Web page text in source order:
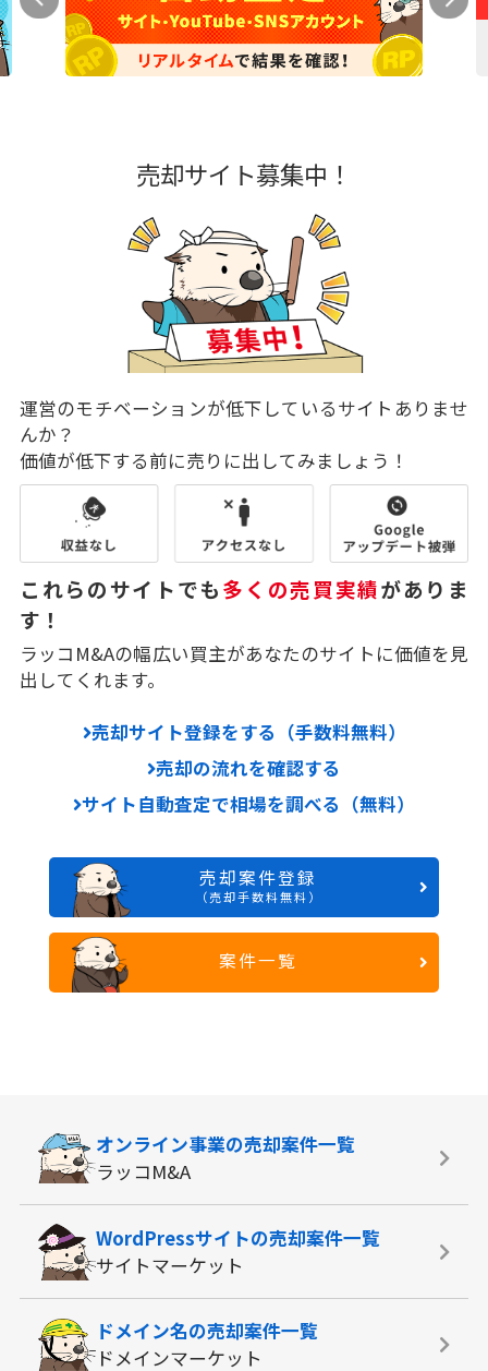
売却サイト募集中！
運営のモチベーションが低下しているサイトありませ
んか？
価値が低下する前に売りに出してみましょう！
これらのサイトでも多くの売買実績がありま
す！
ラッコM&Aの幅広い買主があなたのサイトに価値を見
出してくれます。
売却サイト登録をする（手数料無料）
売却の流れを確認する
サイト自動査定で相場を調べる（無料）
売却案件登録
（売却手数料無料）
案件一覧
オンライン事業の売却案件一覧
ラッコM&A
WordPressサイトの売却案件一覧
サイトマーケット
ドメイン名の売却案件一覧
ドメインマーケット